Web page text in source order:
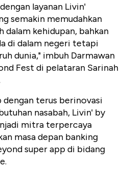
layanan Livin'
semakin memudahkan
dalam kehidupan, bahkan
di dalam negeri tetapi
dunia," imbuh Darmawan
Fest di pelataran Sarinah
dengan terus berinovasi
nasabah, Livin' by
mitra terpercaya
masa depan banking
super app di bidang